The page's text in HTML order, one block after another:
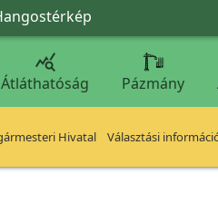

Átláthatóság Pázmány
Hivatal Választási